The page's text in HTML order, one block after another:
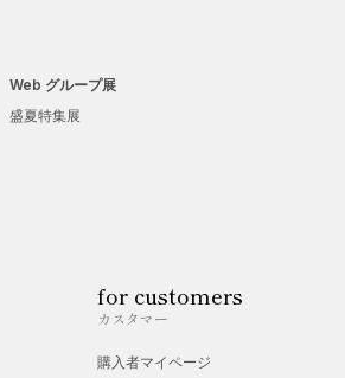
Web グループ展
盛夏特集展
for customers
カスタマー
購入者マイページ